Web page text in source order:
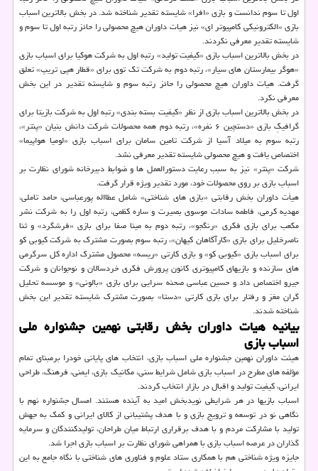
اول تا سوم ندانست و بازی «افرا» شایسته تقدیر شناخته شد. در بخش بالاترین اسباب
بازی «الکترونیکی کامپیوتر ای» نیز هیات داوران هیچ محصولی را حائز رتبه اول تا سوم و
شایسته تقدیر معرفی نکردند.
در بخش بالاترین اسباب بازی «کیفیت تولید» رتبه اول به شرکت هوکیا برای اسباب بازی
«هوگر بیمارستان های سیار»، رتبه دوم به شرکت تک توی برای «قطار هپی تریپ» تعلق
گرفت. هیات داوران هیچ محصولی را حائز رتبه سوم و شایسته تقدیر در این بخش
معرفی نکرد.
در بخش بالاترین اسباب بازی از نظر «کیفیت بسته بندی» رتبه اول به شرکت بازیتا برای
گرافیکِ بازی «دستچین ۶ نفره»، رتبه دوم همه محصولات شرکت دانش بنیان «پنتر»،
رتبه سوم به میلاد آسیا از شرکت تامین سامان برای اسباب بازی «لومیا هواپیما»
اختصاص یافت و هیچ محصولی شایسته تقدیر معرفی نشد.
شرکت «پنتر» نیز به سبب رعایت دستورالعمل ها و ضوابط دبیرخانه شورای نظارت بر
اسباب بازی بر روی محصولات خود، مورد تقدیر ویژه قرار گرفت.
هیأت داوران بخش رقابتی «بازی های شناختی» شامل عطااله پورعباسی، حامد تاملی،
مهدیه کرمی، فاطمه سادات موسوی بصیرت و ساره کظمی، رتبه اول را به شرکت نشر
مکعب برای بازی فکری «رنگجو»، رتبه دوم به مینا صفا برای بازی «فرشگرد» و ثنا
ناصرخلیل برای بازی «کارآگاهان کیهان»، رتبه سوم بصورت مشترک به شرکت کیوبی کو
برای اسباب بازی «کیوبی کو» و بازی کارتی «ریسه» محصول مشترک اداره کل سرگرمی
های سازنده و بازیهای کامپیوتری کانون پرورش فکری خردسالان و نوجوانان و شرکت
جیرو اختصاص داد و حسین عباسی صحنه سرایی برای بازی «بالونی» و موسسه تحلیل
گران مغز و رفتار برای بازی کارتی «دستا» بصورت مشترک شایسته تقدیر این بخش
شناخته شدند.
بیانیه هیات داوران بخش رقابتی نهمین جشنواره ملی
اسباب بازی
هیئت داوران نهمین جشنواره ملی اسباب بازی، انتخاب های پایانی خودرا برمبنای تمام
مؤلفه های مطرح در اسباب بازی شامل شرایط سنی، مکانیک بازی، ایمنی، فرهنگ، طراحی
ایرانی، کیفیت تولید و اقبال در بازار انتخاب کردند.
اسباب بازیها در هر شرایطی نویدبخش امید به آینده هستند. امسال جشنواره نهم با
نگاهی نو در توسعه و ترویج بازی و با هدف پشتیبانی از کالای ایرانی و کمک به جهش
تولید با مشارکت مردم و با هدف برقراری ارتباط میان طراحان، تولیدکنندگان و سرمایه
گذاران در عرصه اسباب بازی با همراهی شورای نظارت بر اسباب بازی اجرا شد.
جایزه ویژه شناختی هم با همکاری ستاد علوم و فناوری های شناختی با نگاه جامع به این